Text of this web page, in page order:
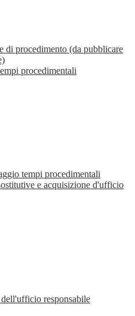
di procedimento (da pubblicare
procedimentali
tempi procedimentali
e acquisizione d'ufficio
responsabile